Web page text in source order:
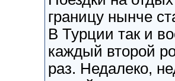
границу нынче
В Турции так и
каждый второй
раз. Недалеко,